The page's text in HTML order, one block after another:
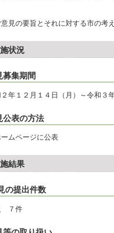
見の要旨とそれに対する市の考
状況
募集期間
年１２月１４日（月）～令和３
公表の方法
ムページに公表
結果
の提出件数
７件